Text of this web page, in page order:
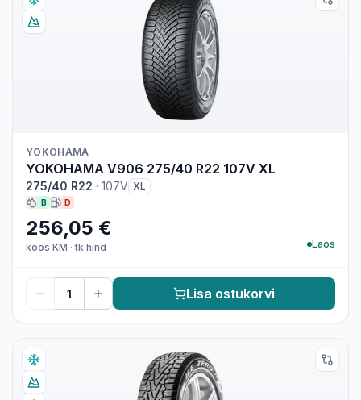
YOKOHAMA
YOKOHAMA V906 275/40 R22 107V XL
275/40 R22 · 107V XL
B D
256,05 €
koos KM ·tk hind Laos
Lisa ostukorvi